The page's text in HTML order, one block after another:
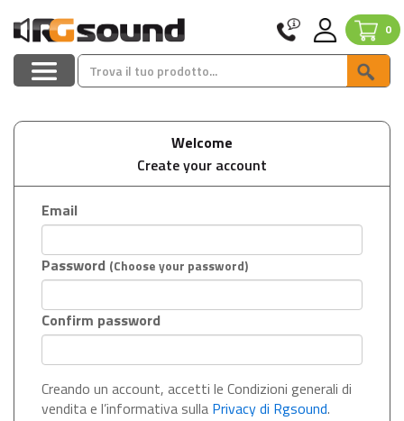
0
Welcome
Create your account
Email
Password (Choose your password)
Confirm password
Creando un account, accetti le Condizioni generali di
vendita e l’informativa sulla Privacy di Rgsound.